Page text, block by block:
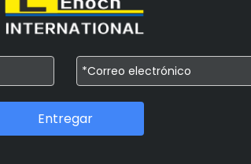
Entregar